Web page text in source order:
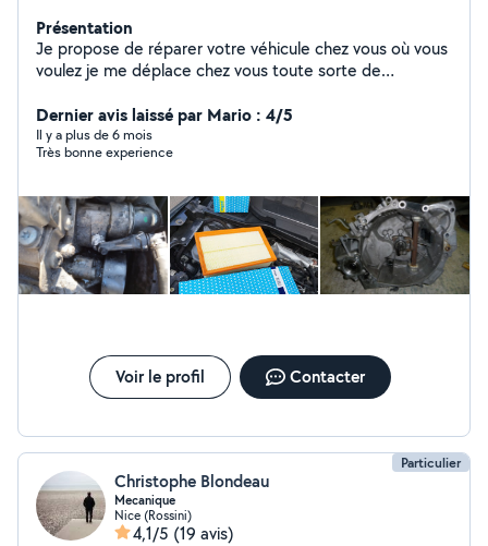
Présentation
Je propose de réparer votre véhicule chez vous où vous
voulez je me déplace chez vous toute sorte de
diagnostic électronique et mécanique
Dernier avis laissé par Mario : 4/5
Il y a plus de 6 mois
Très bonne experience
Voir le profil Contacter
Particulier
Christophe Blondeau
Mecanique
Nice (Rossini)
4,1/5 (19 avis)